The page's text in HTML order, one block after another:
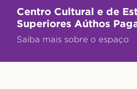
Centro Cultural e de
Superiores Aúthos
Saiba mais sobre o espaço